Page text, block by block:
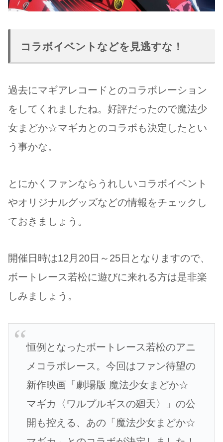
コラボイベントなどを見逃すな！
過去にマギアレコードとのコラボレーション
をしてくれましたね。好評だったので魔法少
女まどか☆マギカとのコラボも決定したとい
う事かな。
とにかくファンならうれしいコラボイベント
やオリジナルグッズなどの情報をチェックし
ておきましょう。
開催日時は12月20日～25日となりますので、
ボートレース若松に遊びに来れる方は是非楽
しみましょう。
恒例となったボートレース若松のアニ
メコラボレース。今回はファン待望の
新作映画「劇場版 魔法少女まどか☆
マギカ〈ワルプルギスの廻天〉」の公
開も控える、あの「魔法少女まどか☆